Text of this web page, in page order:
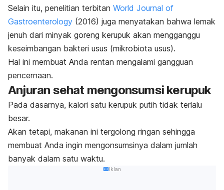
Selain itu, penelitian terbitan World Journal of
Gastroenterology (2016) juga menyatakan bahwa lemak
jenuh dari minyak goreng kerupuk akan mengganggu
keseimbangan bakteri usus (mikrobiota usus).
Hal ini membuat Anda rentan mengalami gangguan
pencernaan.
Anjuran sehat mengonsumsi kerupuk
Pada dasarnya, kalori satu kerupuk putih tidak terlalu
besar.
Akan tetapi, makanan ini tergolong ringan sehingga
membuat Anda ingin mengonsumsinya dalam jumlah
banyak dalam satu waktu.
Iklan